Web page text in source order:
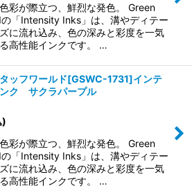
彩が際立つ、鮮烈な発色。 Green
「Intensity Inks」は、溝やディテー
に流れ込み、色の深みと彩度を一気
高性能インクです。 …
ッフワールド[GSWC-1731]インテ
ク サクラパープル
)
彩が際立つ、鮮烈な発色。 Green
「Intensity Inks」は、溝やディテー
に流れ込み、色の深みと彩度を一気
高性能インクです。 …